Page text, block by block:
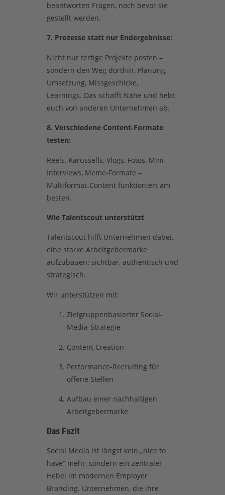
beantworten Fragen, noch bevor sie
gestellt werden.
7. Prozesse statt nur Endergebnisse:
Nicht nur fertige Projekte posten –
sondern den Weg dorthin. Planung,
Umsetzung, Missgeschicke,
Learnings. Das schafft Nähe und hebt
euch von anderen Unternehmen ab.
8. Verschiedene Content-Formate
testen:
Reels, Karussells, Vlogs, Fotos, Mini-
Interviews, Meme-Formate –
Multiformat-Content funktioniert am
besten.
Wie Talentscout unterstützt
Talentscout hilft Unternehmen dabei,
eine starke Arbeitgebermarke
aufzubauen: sichtbar, authentisch und
strategisch.
Wir unterstützen mit:
Zielgruppenbasierter Social-
Media-Strategie
Content Creation
Performance-Recruiting für
offene Stellen
Aufbau einer nachhaltigen
Arbeitgebermarke
Das Fazit
Social Media ist längst kein „nice to
have“ mehr, sondern ein zentraler
Hebel im modernen Employer
Branding. Unternehmen, die ihre